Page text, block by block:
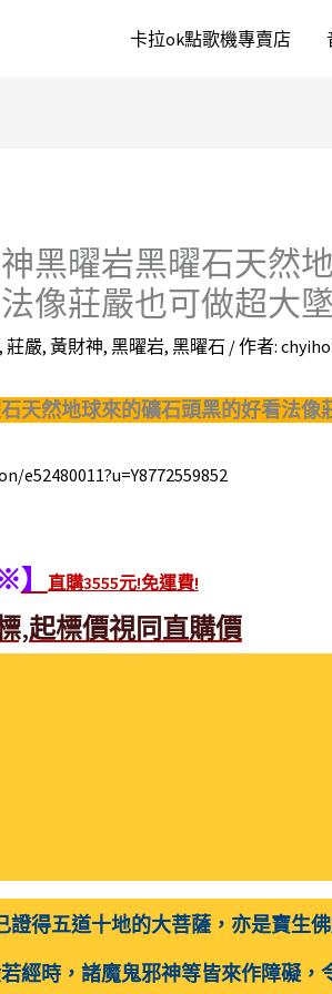
卡拉ok點歌機專賣店
黑曜岩黑曜石天然
像莊嚴也可做超大
莊嚴, 黃財神, 黑曜岩, 黑曜石 / 作者:
天然地球來的礦石頭黑的好看法像
】 直購3555元!免運費!
,起標價視同直購價
得五道十地的大菩薩，亦是寶生
經時，諸魔鬼邪神等皆來作障礙，